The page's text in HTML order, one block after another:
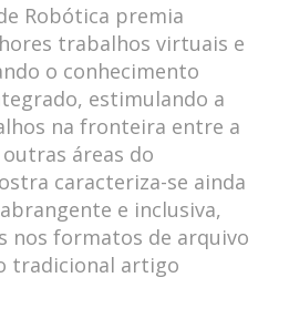
Robótica premia
trabalhos virtuais e
o conhecimento
estimulando a
na fronteira entre a
áreas do
caracteriza-se ainda
e inclusiva,
nos formatos de arquivo
tradicional artigo